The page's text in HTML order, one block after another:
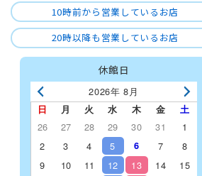
10時前から営業しているお店
20時以降も営業しているお店
休館日
2026年 8月
日 月 火 水 木 金 土
26 27 28 29 30 31
1
2
3 4 5 6 7
8
9
10 11 12 13 14
15